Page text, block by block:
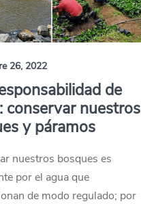
26, 2022
de
conservar nuestros
y páramos
nuestros bosques es
por el agua que
de modo regulado; por